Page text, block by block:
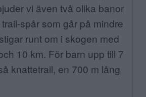
vi även två olika banor
spår som går på mindre
runt om i skogen med
10 km. För barn upp till 7
knattetrail, en 700 m lång